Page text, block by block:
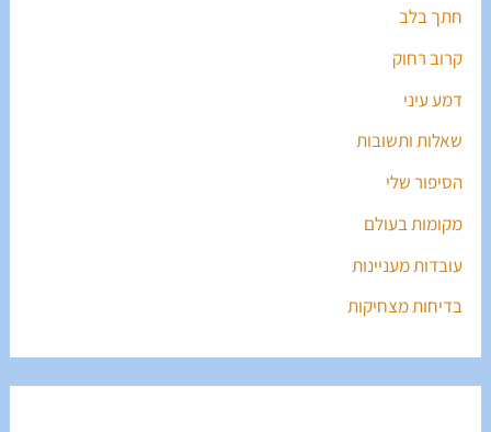
חתך בלב
קרוב רחוק
דמע עיני
שאלות ותשובות
הסיפור שלי
מקומות בעולם
עובדות מעניינות
בדיחות מצחיקות